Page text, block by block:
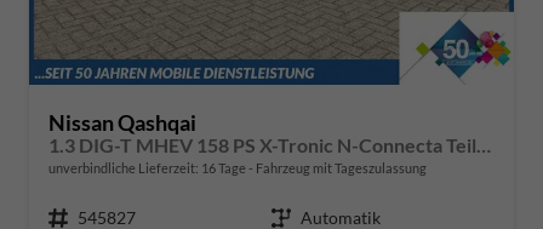
Nissan Qashqai
unverbindliche Lieferzeit: 16 Tage Fahrzeug mit Tageszulassung
Fahrzeugnr. 545827 Getriebe Automatik